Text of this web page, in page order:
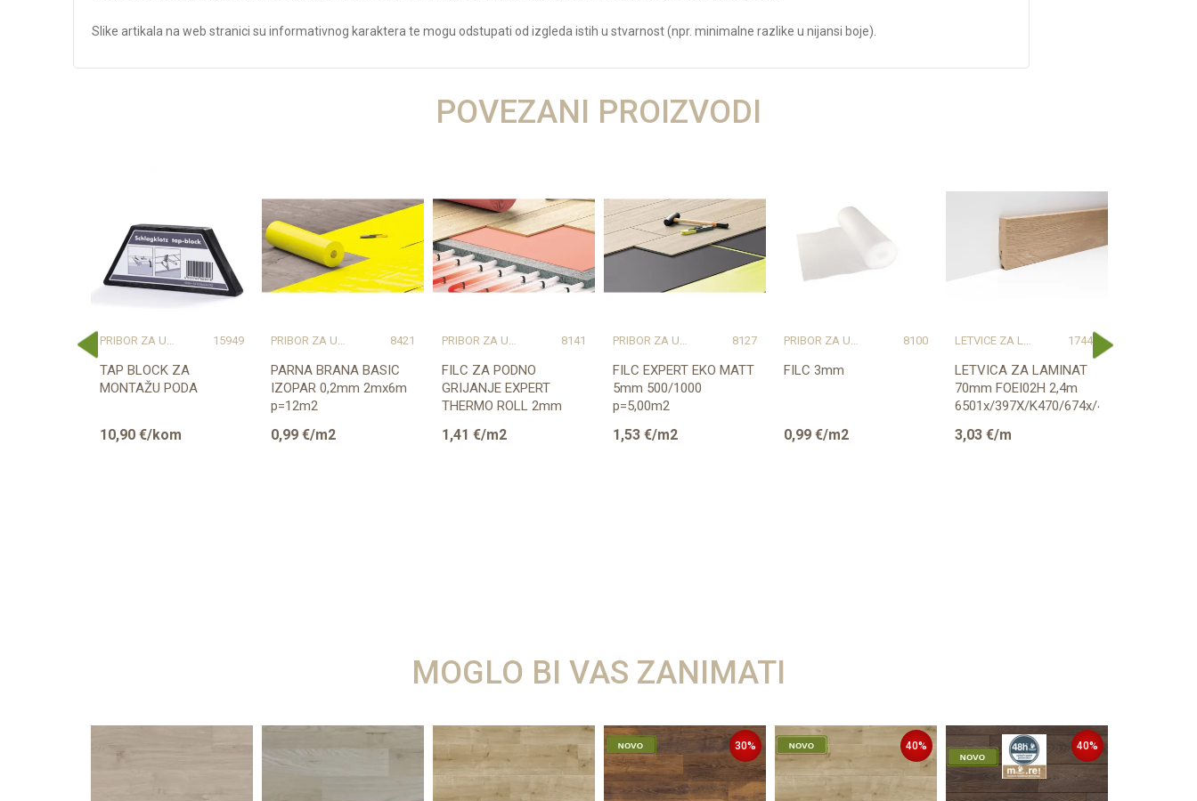
Slike artikala na web stranici su informativnog karaktera te mogu odstupati od izgleda istih u stvarnost (npr. minimalne razlike u nijansi boje).
LAMINAT
natur
Klasa
33
Vrsta materijala
Prešano drvo
Širina (mm)
192
Naziv proizvođača
Kronospan
POVEZANI PROIZVODI
PRIBOR ZA UGRADNJU PODOVA – SVE NA JEDNOM MJESTU 15949
TAP BLOCK ZA
MONTAŽU PODA
10,90 €/kom
PRIBOR ZA UGRADNJU PODOVA – SVE NA JEDNOM MJESTU 8421
PARNA BRANA BASIC
IZOPAR 0,2mm 2mx6m
p=12m2
0,99 €/m2
PRIBOR ZA UGRADNJU PODOVA – SVE NA JEDNOM MJESTU 8141
FILC ZA PODNO
GRIJANJE EXPERT
THERMO ROLL 2mm
1,41 €/m2
PRIBOR ZA UGRADNJU PODOVA – SVE NA JEDNOM MJESTU 8127
FILC EXPERT EKO MATT
5mm 500/1000
p=5,00m2
1,53 €/m2
PRIBOR ZA UGRADNJU PODOVA – SVE NA JEDNOM MJESTU 8100
FILC 3mm
0,99 €/m2
LETVICE ZA LAMINAT 17440
LETVICA ZA LAMINAT
70mm FOEI02H 2,4m
6501x/397X/K470/674x/4539/K419/
3,03 €/m
MOGLO BI VAS ZANIMATI
30% 40% 40%